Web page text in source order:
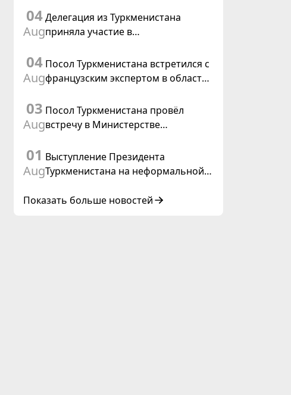
подготовки и проведения
заседания Халк Маслахаты
04
Aug
Делегация из Туркменистана
приняла участие в
цифровому коридору CAREC в
Исламабаде
04
Aug
Посол Туркменистана встретился с
французским экспертом в области
03
Aug
Посол Туркменистана провёл
встречу в Министерстве
01
Aug
Выступление Президента
Туркменистана на неформальной
государств Центральной Азии и
Показать больше новостей